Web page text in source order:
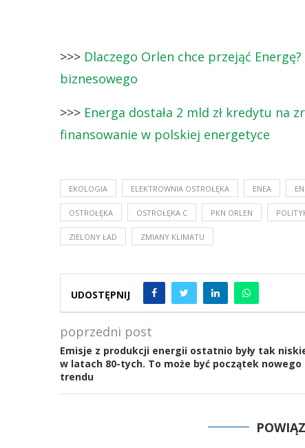
>>> Dlaczego Orlen chce przejąć
biznesowego
>>> Energa dostała 2 mld zł kredytu na
finansowanie w polskiej energetyce
EKOLOGIA ELEKTROWNIA OSTROŁĘKA ENEA
OSTROŁĘKA OSTROŁĘKA C PKN ORLEN
ZIELONY ŁAD ZMIANY KLIMATU
UDOSTĘPNIJ
poprzedni post
Emisje z produkcji energii ostatnio były tak
w latach 80-tych. To może być początek nowego
trendu